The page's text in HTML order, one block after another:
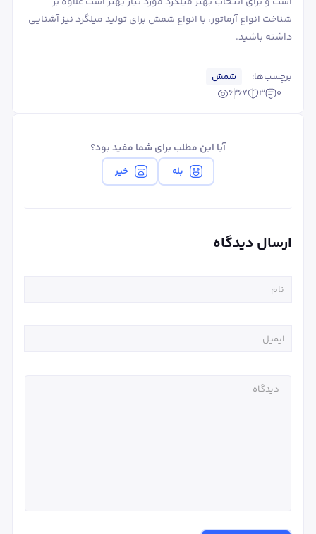
شناخت انواع آرماتور، با انواع شمش برای تولید میلگرد نیز آشنایی
داشته باشید.
برچسب‌ها:
شمش
0
3
6267
آیا این مطلب برای شما مفید بود؟
بله خیر
ارسال دیدگاه